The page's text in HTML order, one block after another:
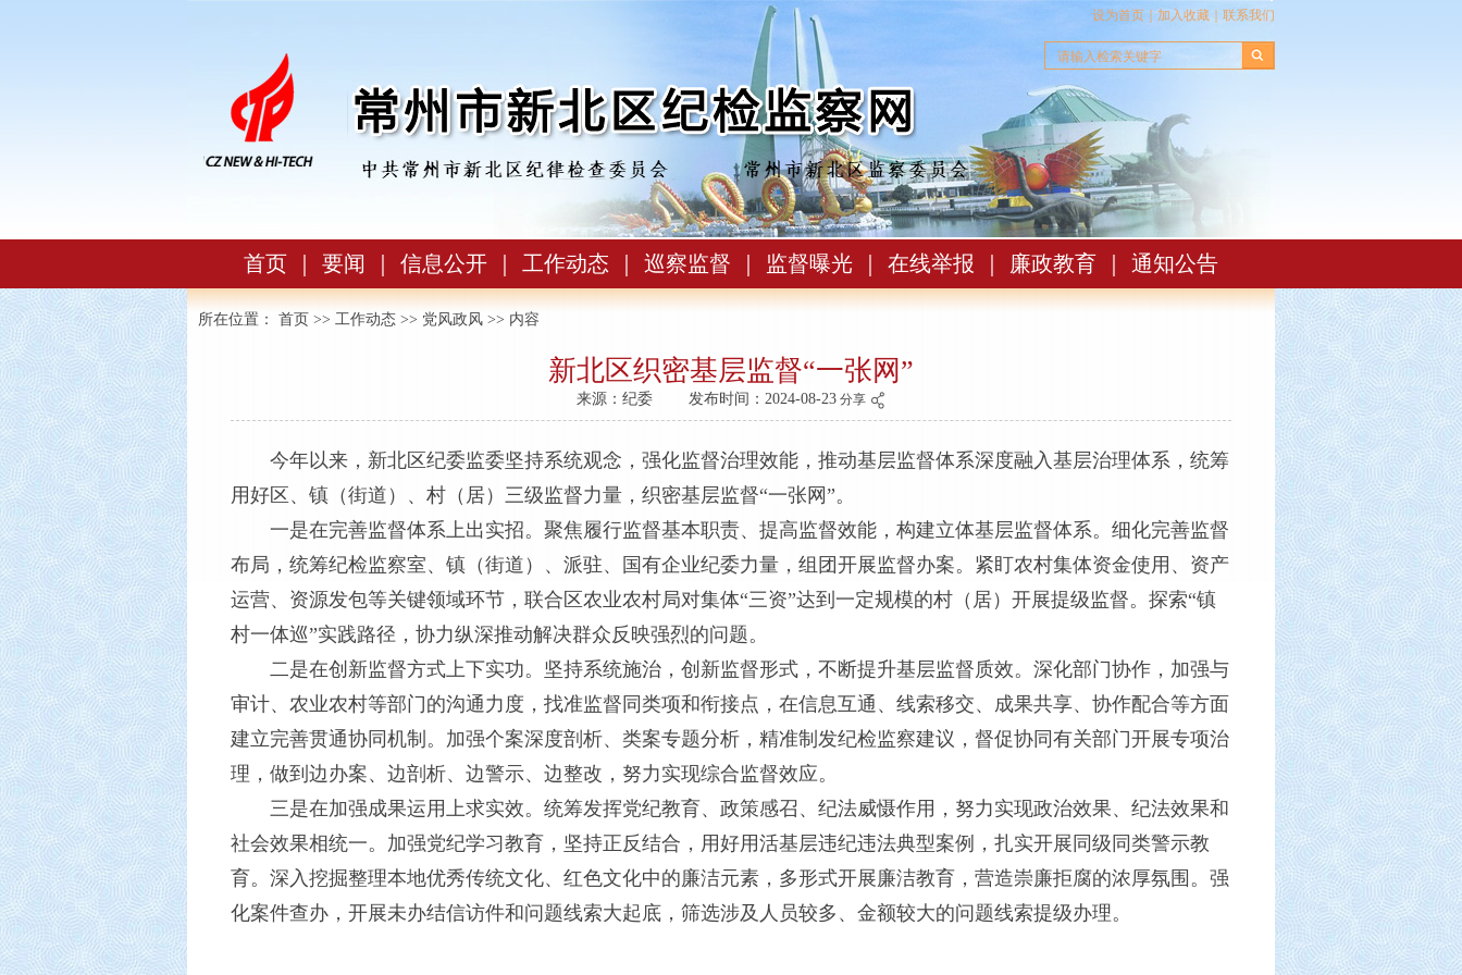
设为首页 加入收藏 联系我们
首页 要闻 信息公开 工作动态 巡察监督 监督曝光 在线举报 廉政教育 通知公告
所在位置： 首页 >> 工作动态 >> 党风政风 >> 内容
新北区织密基层监督“一张网”
来源：纪委 发布时间：2024-08-23 分享
今年以来，新北区纪委监委坚持系统观念，强化监督治理效能，推动基层监督体系深度融入基层治理体系，统筹
用好区、镇（街道）、村（居）三级监督力量，织密基层监督“一张网”。
一是在完善监督体系上出实招。聚焦履行监督基本职责、提高监督效能，构建立体基层监督体系。细化完善监督
布局，统筹纪检监察室、镇（街道）、派驻、国有企业纪委力量，组团开展监督办案。紧盯农村集体资金使用、资产
运营、资源发包等关键领域环节，联合区农业农村局对集体“三资”达到一定规模的村（居）开展提级监督。探索“镇
村一体巡”实践路径，协力纵深推动解决群众反映强烈的问题。
二是在创新监督方式上下实功。坚持系统施治，创新监督形式，不断提升基层监督质效。深化部门协作，加强与
审计、农业农村等部门的沟通力度，找准监督同类项和衔接点，在信息互通、线索移交、成果共享、协作配合等方面
建立完善贯通协同机制。加强个案深度剖析、类案专题分析，精准制发纪检监察建议，督促协同有关部门开展专项治
理，做到边办案、边剖析、边警示、边整改，努力实现综合监督效应。
三是在加强成果运用上求实效。统筹发挥党纪教育、政策感召、纪法威慑作用，努力实现政治效果、纪法效果和
社会效果相统一。加强党纪学习教育，坚持正反结合，用好用活基层违纪违法典型案例，扎实开展同级同类警示教
育。深入挖掘整理本地优秀传统文化、红色文化中的廉洁元素，多形式开展廉洁教育，营造崇廉拒腐的浓厚氛围。强
化案件查办，开展未办结信访件和问题线索大起底，筛选涉及人员较多、金额较大的问题线索提级办理。